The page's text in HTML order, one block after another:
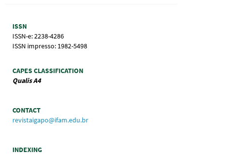
Information
ISSN
ISSN-e: 2238-4286
ISSN impresso: 1982-5498
CAPES CLASSIFICATION
QualisA4
CONTACT
revistaigapo@ifam.edu.br
INDEXING